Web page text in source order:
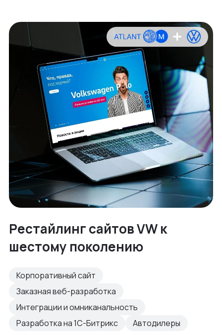
Рестайлинг сайтов VW к
шестому поколению
Корпоративный сайт
Заказная веб-разработка
Интеграции и омниканальность
Разработка на 1С-Битрикс
Автодилеры